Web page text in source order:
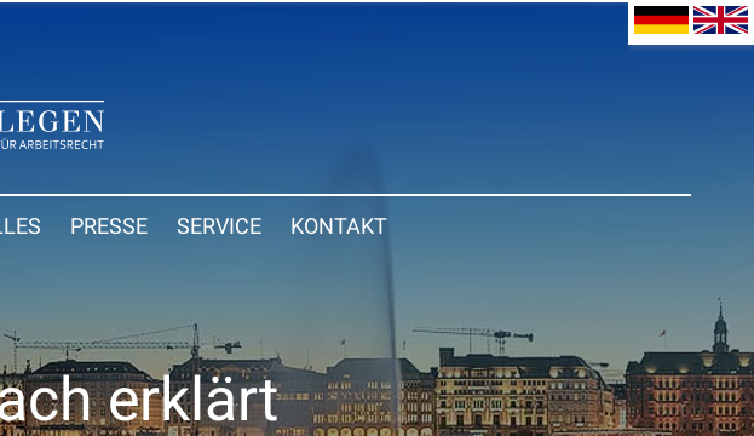
PRESSE SERVICE KONTAKT
erklärt